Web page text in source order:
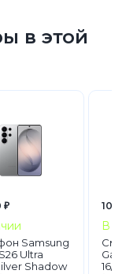
в этой
₽
Samsung
Ultra
Shadow
108
В
16/